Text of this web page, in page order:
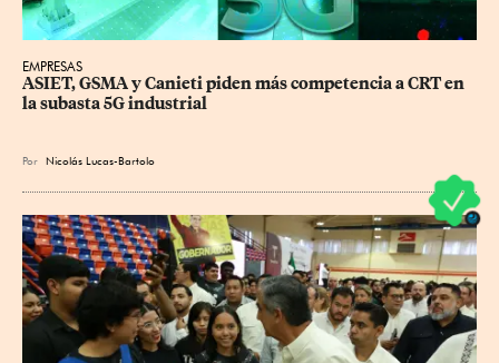
EMPRESAS
ASIET, GSMA y Canieti piden más competencia a CRT en
la subasta 5G industrial
Por Nicolás Lucas-Bartolo